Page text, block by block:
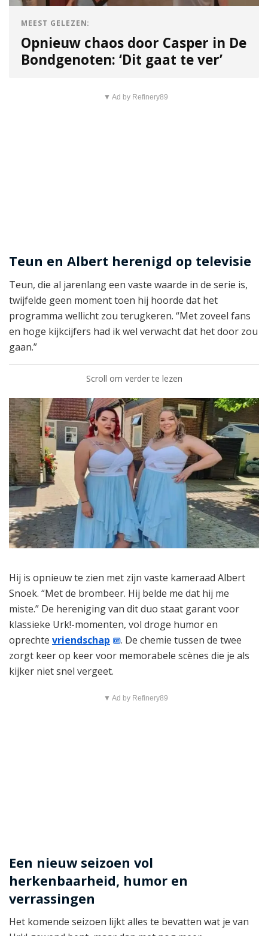
MEEST GELEZEN:
Opnieuw chaos door Casper in De
Bondgenoten: ‘Dit gaat te ver’
▼ Ad by Refinery89
Teun en Albert herenigd op televisie
Teun, die al jarenlang een vaste waarde in de serie is,
twijfelde geen moment toen hij hoorde dat het
programma wellicht zou terugkeren. “Met zoveel fans
en hoge kijkcijfers had ik wel verwacht dat het door zou
gaan.”
Scroll om verder te lezen
Hij is opnieuw te zien met zijn vaste kameraad Albert
Snoek. “Met de brombeer. Hij belde me dat hij me
miste.” De hereniging van dit duo staat garant voor
klassieke Urk!-momenten, vol droge humor en
oprechte vriendschap
. De chemie tussen de twee
zorgt keer op keer voor memorabele scènes die je als
kijker niet snel vergeet.
▼ Ad by Refinery89
Een nieuw seizoen vol
herkenbaarheid, humor en
verrassingen
Het komende seizoen lijkt alles te bevatten wat je van